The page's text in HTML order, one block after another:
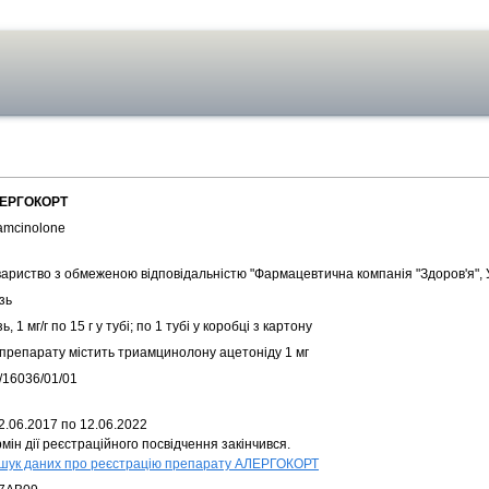
з обмеженою відповідальністю "Фармацевтична компанія "Здоров'я",
1 мг/г по 15 г у тубі; по 1 тубі у коробці з картону
містить триамцинолону ацетоніду 1 мг
01/01
по 12.06.2022
дії реєстраційного посвідчення закінчився.
даних про реєстрацію препарату АЛЕРГОКОРТ